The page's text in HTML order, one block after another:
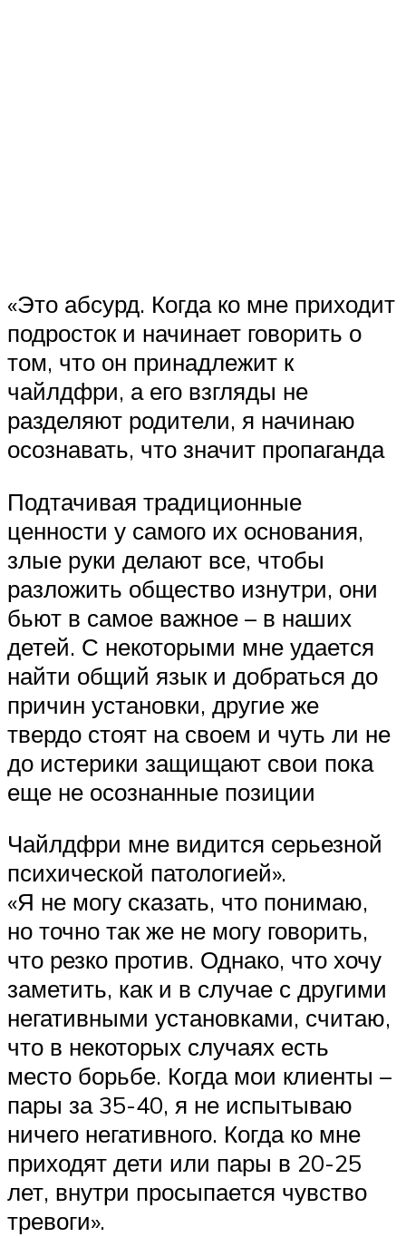
«Это абсурд. Когда ко мне приходит
подросток и начинает говорить о
том, что он принадлежит к
чайлдфри, а его взгляды не
разделяют родители, я начинаю
осознавать, что значит пропаганда
Подтачивая традиционные
ценности у самого их основания,
злые руки делают все, чтобы
разложить общество изнутри, они
бьют в самое важное – в наших
детей. С некоторыми мне удается
найти общий язык и добраться до
причин установки, другие же
твердо стоят на своем и чуть ли не
до истерики защищают свои пока
еще не осознанные позиции
Чайлдфри мне видится серьезной
психической патологией».
«Я не могу сказать, что понимаю,
но точно так же не могу говорить,
что резко против. Однако, что хочу
заметить, как и в случае с другими
негативными установками, считаю,
что в некоторых случаях есть
место борьбе. Когда мои клиенты –
пары за 35-40, я не испытываю
ничего негативного. Когда ко мне
приходят дети или пары в 20-25
лет, внутри просыпается чувство
тревоги».